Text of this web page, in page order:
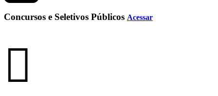
Concursos e Seletivos Públicos Acessar